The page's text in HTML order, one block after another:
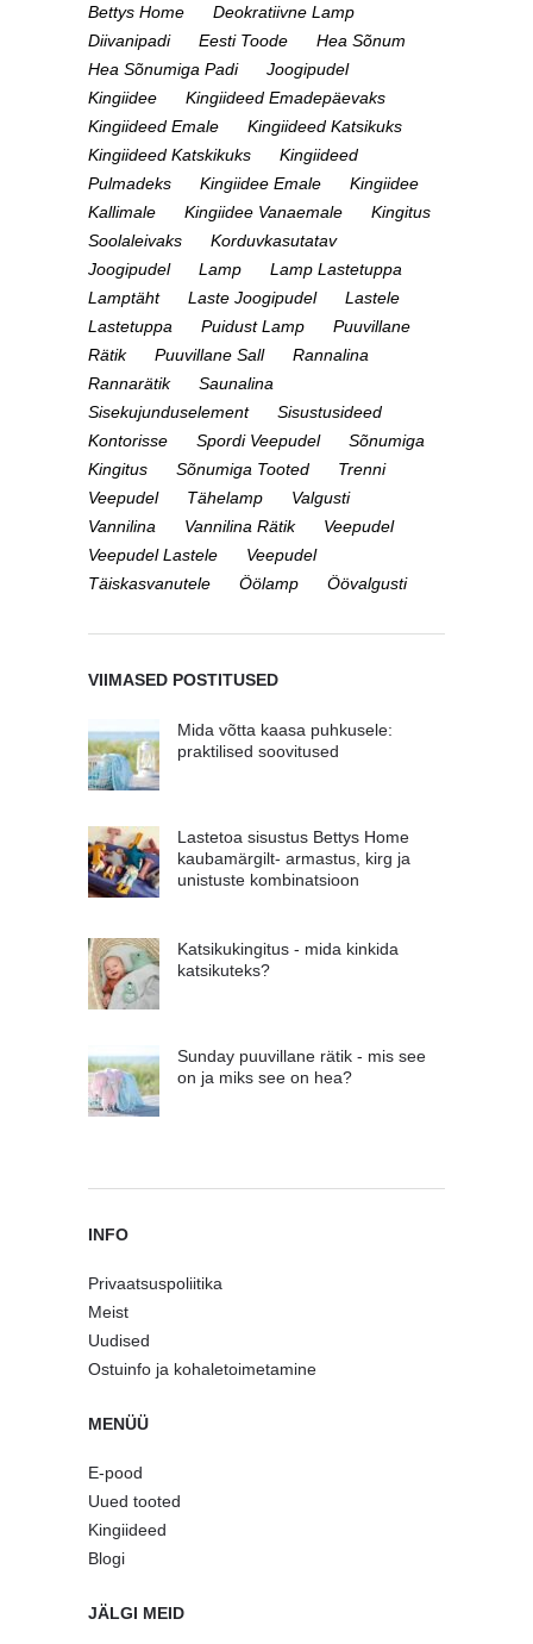
Bettys Home
Deokratiivne Lamp
Diivanipadi
Eesti Toode
Hea Sõnum
Hea Sõnumiga Padi
Joogipudel
Kingiidee
Kingiideed Emadepäevaks
Kingiideed Emale
Kingiideed Katsikuks
Kingiideed Katskikuks
Kingiideed
Pulmadeks
Kingiidee Emale
Kingiidee
Kallimale
Kingiidee Vanaemale
Kingitus
Soolaleivaks
Korduvkasutatav
Joogipudel
Lamp
Lamp Lastetuppa
Lamptäht
Laste Joogipudel
Lastele
Lastetuppa
Puidust Lamp
Puuvillane
Rätik
Puuvillane Sall
Rannalina
Rannarätik
Saunalina
Sisekujunduselement
Sisustusideed
Kontorisse
Spordi Veepudel
Sõnumiga
Kingitus
Sõnumiga Tooted
Trenni
Veepudel
Tähelamp
Valgusti
Vannilina
Vannilina Rätik
Veepudel
Veepudel Lastele
Veepudel
Täiskasvanutele
Öölamp Öövalgusti
VIIMASED POSTITUSED
Mida võtta kaasa puhkusele:
praktilised soovitused
Lastetoa sisustus Bettys Home
kaubamärgilt- armastus, kirg ja
unistuste kombinatsioon
Katsikukingitus - mida kinkida
katsikuteks?
Sunday puuvillane rätik - mis see
on ja miks see on hea?
INFO
Privaatsuspoliitika
Meist
Uudised
Ostuinfo ja kohaletoimetamine
MENÜÜ
E-pood
Uued tooted
Kingiideed
Blogi
JÄLGI MEID